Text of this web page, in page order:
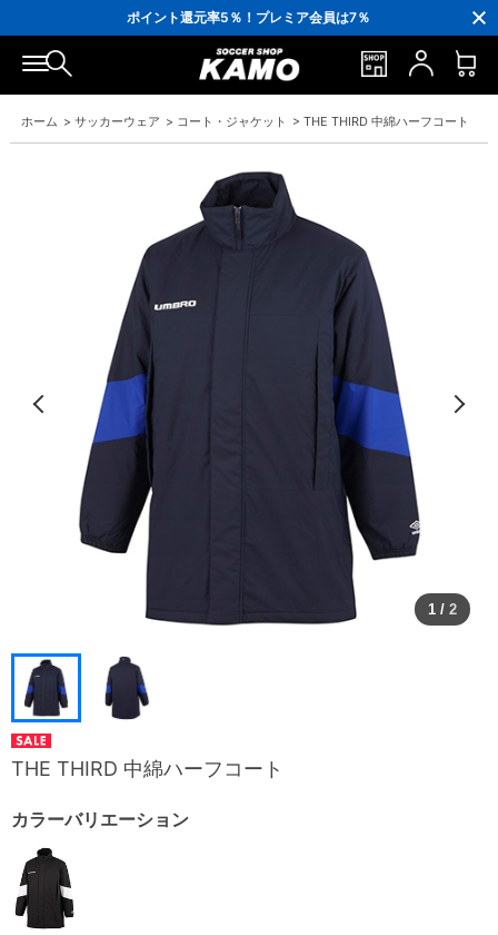
ポイント還元率5％！プレミア会員は7％
会員の方にはお誕生月に「10％OFFクーポン」プレゼント！
16,000円(税込)以上でシューズケースプレゼント！
3,300円(税込)以上で送料無料！
ホーム > サッカーウェア > コート・ジャケット > THE THIRD 中綿ハーフコート
1 / 2
THE THIRD 中綿ハーフコート
カラーバリエーション